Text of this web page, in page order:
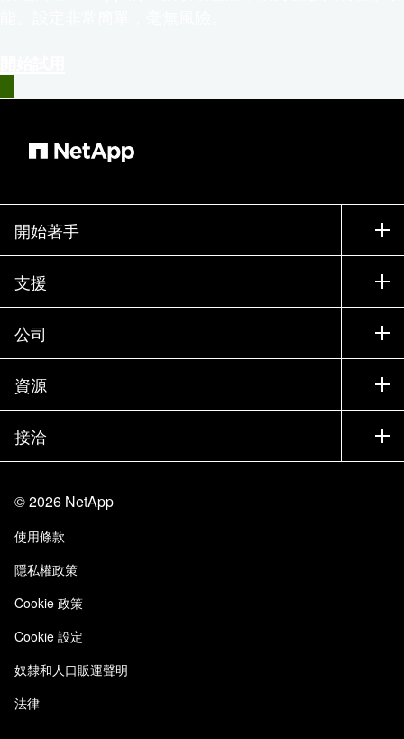
開始著手
如何購買
聯絡銷售人員
尋找合作夥伴
試用產品
執行簡報
產品（依英文字母順序排列）
支援
支援
訓練
說明文件
知識庫
社群
公司
公司
合作夥伴
工作機會
信任中心
責任與永續
品質認證
NetApp Instaclustr
資源
新聞
活動
部落格
客戶使用經驗
客戶成功案例
接洽
網站意見反應
存取性
電子郵件訂閱
©2026 NetApp
使用條款
隱私權政策
Cookie 政策
Cookie 設定
奴隸和人口販運聲明
法律